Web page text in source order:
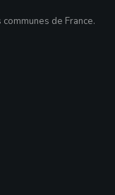
de France.